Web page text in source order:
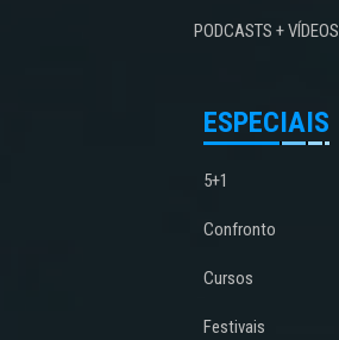
PODCASTS + VÍDEOS
ESPECIAIS
5+1
Confronto
Cursos
Festivais